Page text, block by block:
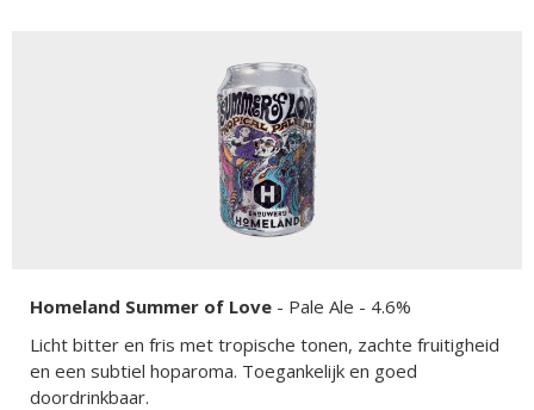
Homeland Summer of Love - Pale Ale - 4.6%
Licht bitter en fris met tropische tonen, zachte fruitigheid
en een subtiel hoparoma. Toegankelijk en goed
doordrinkbaar.